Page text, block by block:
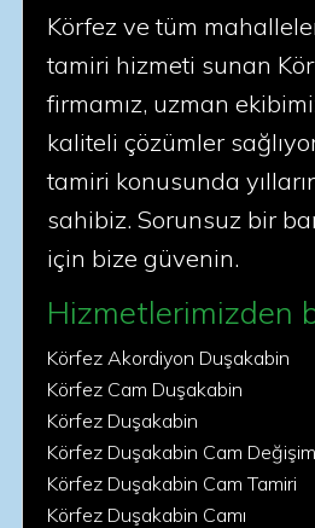
Körfez ve tüm
tamiri hizmeti sunan
firmamız, uzman
kaliteli çözümler
tamiri konusunda
sahibiz. Sorunsuz bir
için bize güvenin.
Hizmetlerimizden
Körfez Akordiyon Duşakabin
Körfez Cam Duşakabin
Körfez Duşakabin
Körfez Duşakabin Cam
Körfez Duşakabin Cam Tamiri
Körfez Duşakabin Camı